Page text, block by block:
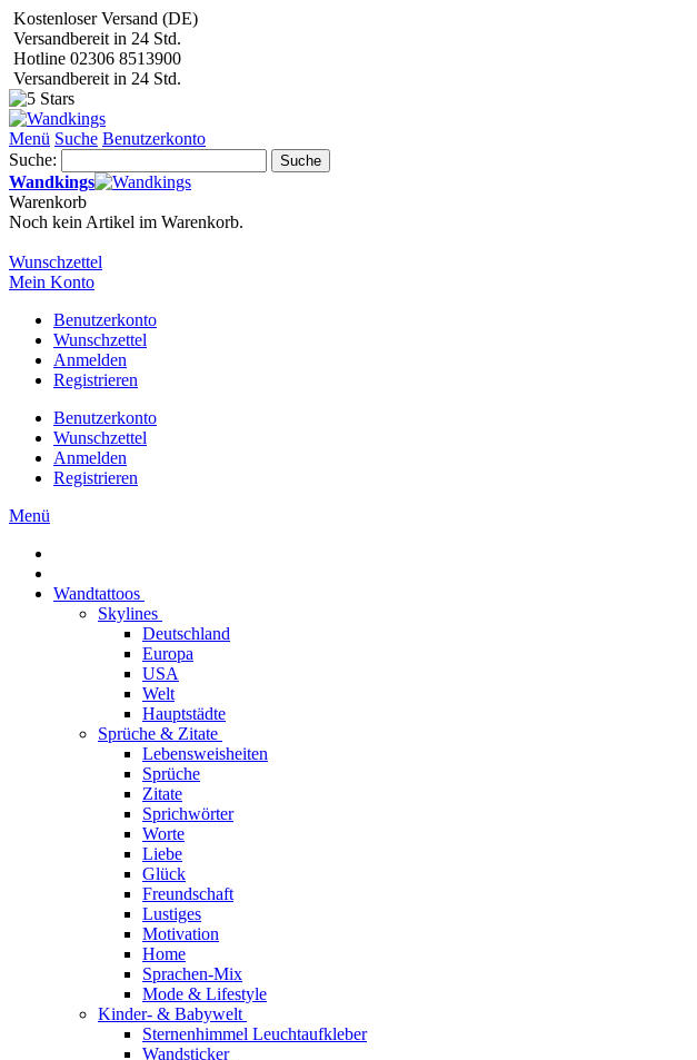
Kostenloser Versand (DE)
Versandbereit in 24 Std.
Hotline 02306 8513900
Versandbereit in 24 Std.
Menü Suche Benutzerkonto
Suche:
Suche
Wandkings
Warenkorb
Noch kein Artikel im Warenkorb.
Wunschzettel
Mein Konto
Benutzerkonto
Wunschzettel
Anmelden
Registrieren
Benutzerkonto
Wunschzettel
Anmelden
Registrieren
Menü
Wandtattoos
Skylines
Deutschland
Europa
USA
Welt
Hauptstädte
Sprüche & Zitate
Lebensweisheiten
Sprüche
Zitate
Sprichwörter
Worte
Liebe
Glück
Freundschaft
Lustiges
Motivation
Home
Sprachen-Mix
Mode & Lifestyle
Kinder- & Babywelt
Sternenhimmel Leuchtaufkleber
Wandsticker